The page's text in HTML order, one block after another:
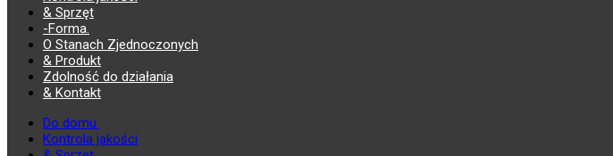
& Sprzęt
-Forma.
O Stanach Zjednoczonych
& Produkt
Zdolność do działania
& Kontakt
Do domu.
Kontrola jakości